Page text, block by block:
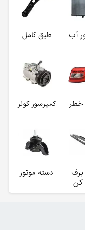
آب طبق کامل
خطر کمپرسور کولر
برف
کن
دسته موتور